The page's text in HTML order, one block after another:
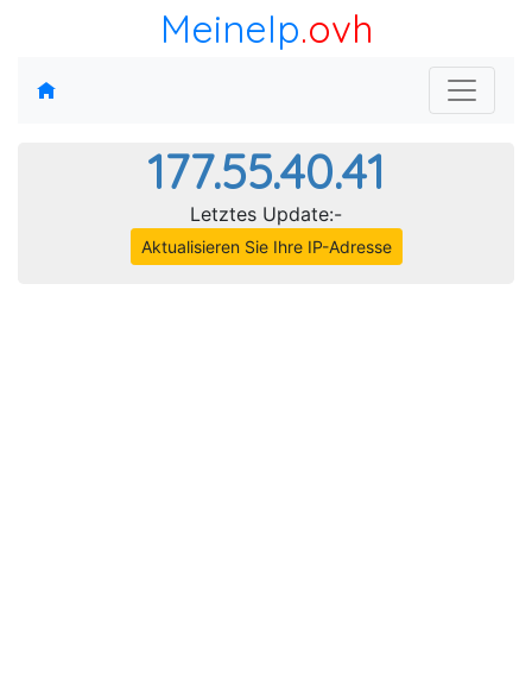
MeineIp.ovh
177.55.40.41
Letztes Update:-
Aktualisieren Sie Ihre IP-Adresse